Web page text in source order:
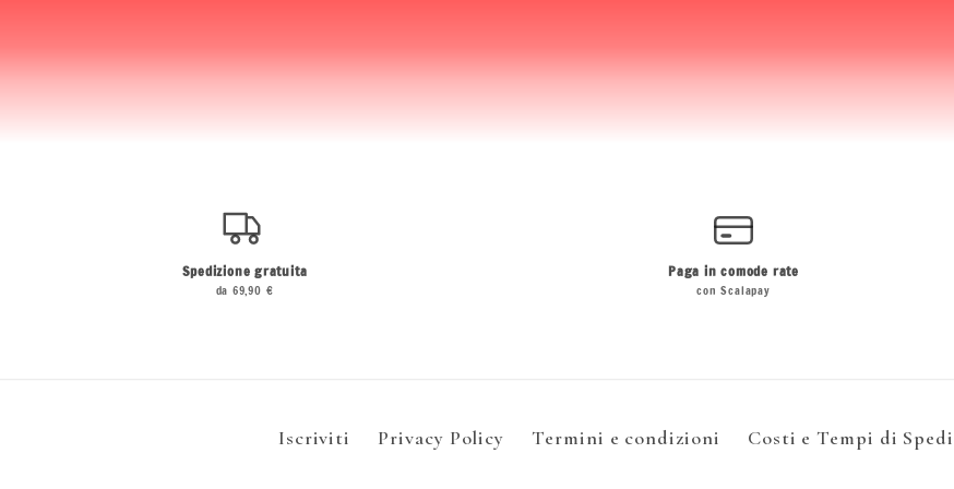
Spedizione gratuita
da 69,90 €
Paga in comode rate
con Scalapay
Iscriviti Privacy Policy Termini e condizioni Costi e Tempi di